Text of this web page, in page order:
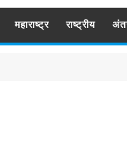
महाराष्ट्र राष्ट्रीय